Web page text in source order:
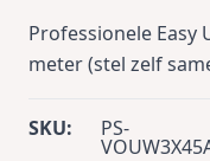
Professionele Easy
meter (stel zelf
SKU: PS-